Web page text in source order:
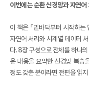
이번에는 순환 신경망과 자연어
이 책은 『밑바닥부터 시작하
자연어 처리와 시계열 데이터
다. 8장 구성으로 전체를 하나
운 내용을 요약한 신경망 복습
정도 갖춘 분이라면 전편을 읽